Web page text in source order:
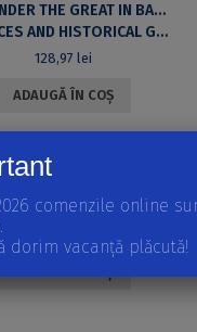
ALEXANDER THE GREAT IN BACTRIA AND INDIA NARRATIVE
AND HISTORICAL GEOGRAPHY
128,97lei
ADAUGĂ ÎN COȘ
SIMBOLISTICA APEI ÎN LITERATURA BULGARĂ
comenzile online
dorim vacanță plăcută!